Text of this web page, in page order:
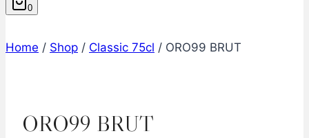
0
Home / Shop / Classic 75cl / ORO99 BRUT
ORO99 BRUT